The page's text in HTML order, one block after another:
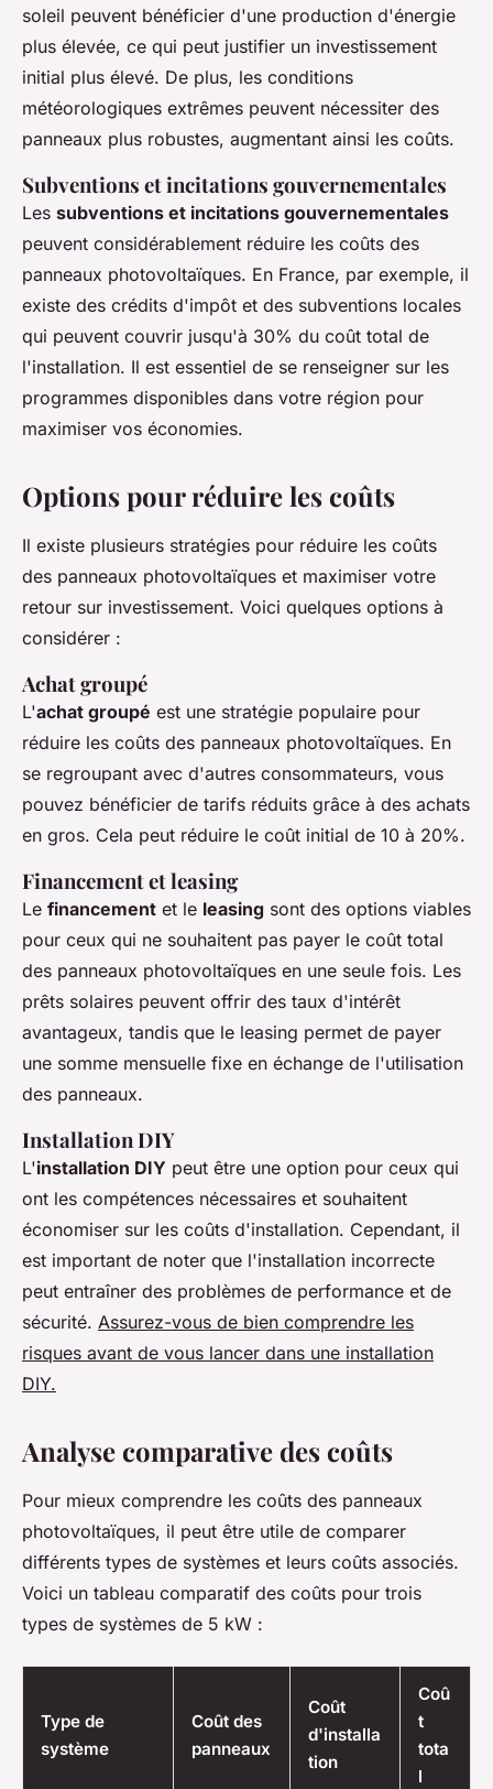
soleil peuvent bénéficier d'une production d'énergie
plus élevée, ce qui peut justifier un investissement
initial plus élevé. De plus, les conditions
météorologiques extrêmes peuvent nécessiter des
panneaux plus robustes, augmentant ainsi les coûts.
Subventions et incitations gouvernementales
Les subventions et incitations gouvernementales
peuvent considérablement réduire les coûts des
panneaux photovoltaïques. En France, par exemple, il
existe des crédits d'impôt et des subventions locales
qui peuvent couvrir jusqu'à 30% du coût total de
l'installation. Il est essentiel de se renseigner sur les
programmes disponibles dans votre région pour
maximiser vos économies.
Options pour réduire les coûts
Il existe plusieurs stratégies pour réduire les coûts
des panneaux photovoltaïques et maximiser votre
retour sur investissement. Voici quelques options à
considérer :
Achat groupé
L'achat groupé est une stratégie populaire pour
réduire les coûts des panneaux photovoltaïques. En
se regroupant avec d'autres consommateurs, vous
pouvez bénéficier de tarifs réduits grâce à des achats
en gros. Cela peut réduire le coût initial de 10 à 20%.
Financement et leasing
Le financement et le leasing sont des options viables
pour ceux qui ne souhaitent pas payer le coût total
des panneaux photovoltaïques en une seule fois. Les
prêts solaires peuvent offrir des taux d'intérêt
avantageux, tandis que le leasing permet de payer
une somme mensuelle fixe en échange de l'utilisation
des panneaux.
Installation DIY
L'installation DIY peut être une option pour ceux qui
ont les compétences nécessaires et souhaitent
économiser sur les coûts d'installation. Cependant, il
est important de noter que l'installation incorrecte
peut entraîner des problèmes de performance et de
sécurité. Assurez-vous de bien comprendre les
risques avant de vous lancer dans une installation
DIY.
Analyse comparative des coûts
Pour mieux comprendre les coûts des panneaux
photovoltaïques, il peut être utile de comparer
différents types de systèmes et leurs coûts associés.
Voici un tableau comparatif des coûts pour trois
types de systèmes de 5 kW :
Type de
système
Coût des
panneaux
Coût
d'installa
tion
Coû
t
tota
l